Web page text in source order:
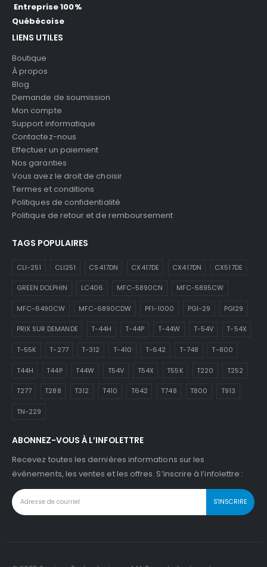
Entreprise 100%
Québécoise
LIENS UTILES
Boutique
À propos
Blog
Demande de soumission
Mon compte
Support informatique
Contactez-nous
Effectuer un paiement
Nos garanties
Vous avez le droit de choisir
Termes et conditions
Politiques de confidentialité
Politique de retour et de remboursement
TAGS POPULAIRES
CLI-251 CLI251 CS417DN CX417DE CX417DN CX517DE
GREEN DOLPHIN LC406 MFC-5890CN MFC-5895CW
MFC-6490CW MFC-6890CDW PFI-1000 PGI-29 PGI29
PRIX SUR DEMANDE T-44H T-44P T-44W T-54V T-54X
T-55K T-277 T-312 T-410 T-642 T-748 T-800
T44H T44P T44W T54V T54X T55K T220 T252
T277 T288 T312 T410 T642 T748 T800 T913
TN-229
ABONNEZ-VOUS À L’INFOLETTRE
Recevez toutes les dernières informations sur les
événements, les ventes et les offres. S’inscrire à l’infolettre :